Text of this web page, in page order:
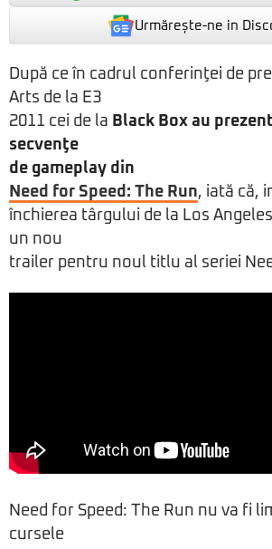
Urmărește-ne in
După ce în cadrul conferinţei de
Arts de la E3
2011 cei de la Black Box au
secvenţe
de gameplay din
Need for Speed: The Run, iată că,
închierea târgului de la Los
un nou
trailer pentru noul titlu al seriei
Need for Speed: The Run nu va fi
cursele